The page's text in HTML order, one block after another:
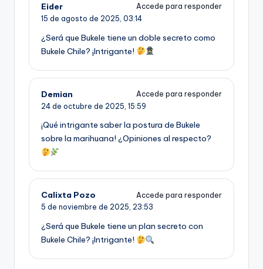
Eider
Accede para responder
15 de agosto de 2025, 03:14
¿Será que Bukele tiene un doble secreto como
Bukele Chile? ¡Intrigante!
Demian
Accede para responder
24 de octubre de 2025, 15:59
¡Qué intrigante saber la postura de Bukele
sobre la marihuana! ¿Opiniones al respecto?
Calixta Pozo
Accede para responder
5 de noviembre de 2025, 23:53
¿Será que Bukele tiene un plan secreto con
Bukele Chile? ¡Intrigante!